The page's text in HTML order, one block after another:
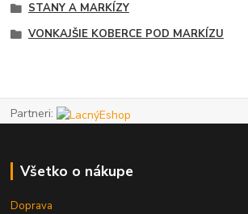
STANY A MARKÍZY
VONKAJŠIE KOBERCE POD MARKÍZU
Partneri:
Všetko o nákupe
Doprava